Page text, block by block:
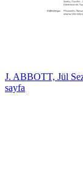
J. ABBOTT, Jül
sayfa